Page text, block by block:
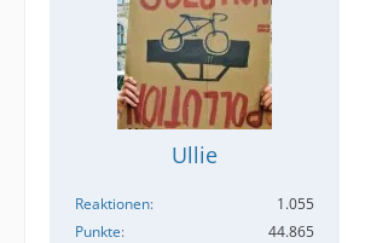
Ullie
Reaktionen
1.055
Punkte
44.865